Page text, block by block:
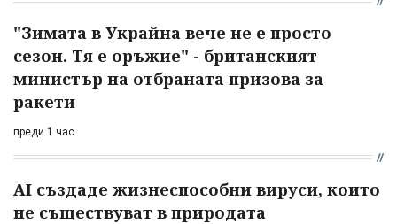
"Зимата в Украйна вече не е просто
сезон. Тя е оръжие" - британският
министър на отбраната призова за
ракети
преди 1 час
AI създаде жизнеспособни вируси, които
не съществуват в природата